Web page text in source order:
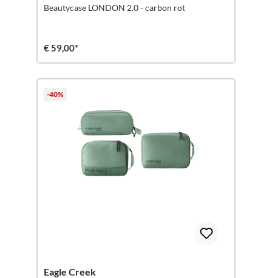
Beautycase LONDON 2.0 - carbon rot
€ 59,00*
-40%
Eagle Creek